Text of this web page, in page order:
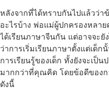
หลังจากที่ได้ทราบกันไปแล้วว่า
อะไรบ้าง พ่อแม่ผู้ปกครองหลา
ได้เรียนภาษาจีนกัน แต่อาจจะยั
ว่าการเริ่มเรียนภาษาตั้งแต่เด็
การเรียนรู้ของเด็ก ทั้งยังจะเป็
มากกว่าที่คุณคิด โดยข้อดีของก
ดังนี้